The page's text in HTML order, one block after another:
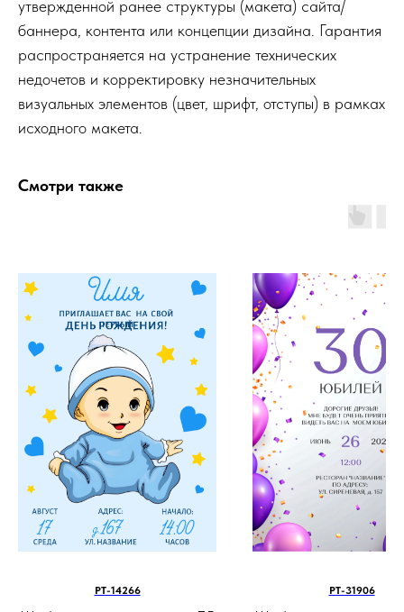
утвержденной ранее структуры (макета) сайта/
баннера, контента или концепции дизайна. Гарантия
распространяется на устранение технических
недочетов и корректировку незначительных
визуальных элементов (цвет, шрифт, отступы) в рамках
исходного макета.
Смотри также
PT-14266 PT-31906